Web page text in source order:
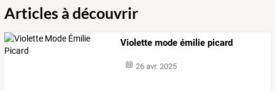
Articles à découvrir
Violette mode émilie picard
26 avr. 2025